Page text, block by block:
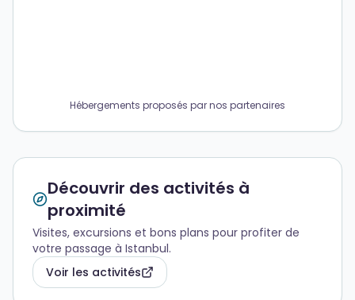
Hébergements proposés par nos partenaires
Découvrir des activités à
proximité
Visites, excursions et bons plans pour profiter de
votre passage à Istanbul.
Voir les activités